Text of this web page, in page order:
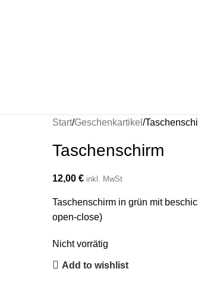
Start Geschenkartikel
Taschenschirm
12,00 € inkl. MwSt
Taschenschirm in grün mit
open-close)
Nicht vorrätig
Add to wishlist